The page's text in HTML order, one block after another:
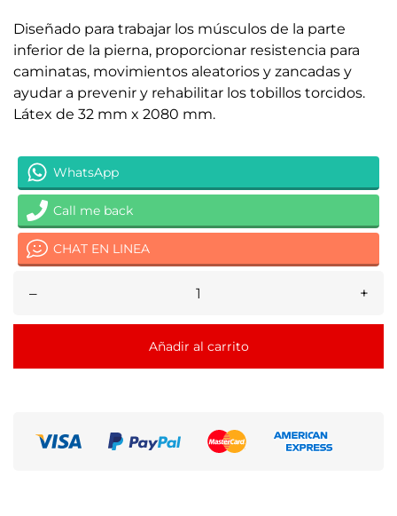
Diseñado para trabajar los músculos de la parte
inferior de la pierna, proporcionar resistencia para
caminatas, movimientos aleatorios y zancadas y
ayudar a prevenir y rehabilitar los tobillos torcidos.
Látex de 32 mm x 2080 mm.
WhatsApp
Call me back
CHAT EN LINEA
– +
Añadir al carrito